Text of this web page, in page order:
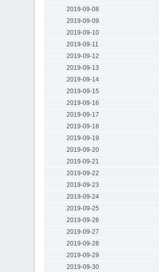
2019-09-08
2019-09-09
2019-09-10
2019-09-11
2019-09-12
2019-09-13
2019-09-14
2019-09-15
2019-09-16
2019-09-17
2019-09-18
2019-09-19
2019-09-20
2019-09-21
2019-09-22
2019-09-23
2019-09-24
2019-09-25
2019-09-26
2019-09-27
2019-09-28
2019-09-29
2019-09-30